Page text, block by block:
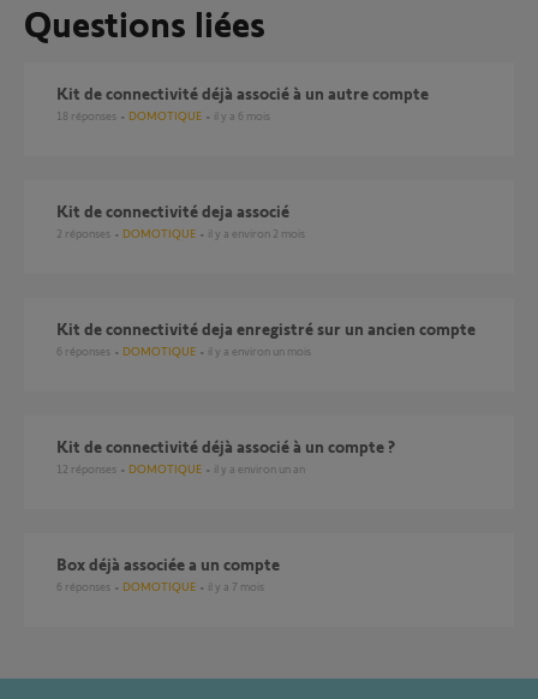
Questions liées
Kit de connectivité déjà associé à un autre compte
18 réponses DOMOTIQUE il y a 6 mois
kit de connectivité deja associé
2 réponses DOMOTIQUE il y a environ 2 mois
kit de connectivité deja enregistré sur un ancien compte
6 réponses DOMOTIQUE il y a environ un mois
Kit de connectivité déjà associé à un compte ?
12 réponses DOMOTIQUE il y a environ un an
Box déjà associée a un compte
6 réponses DOMOTIQUE il y a 7 mois